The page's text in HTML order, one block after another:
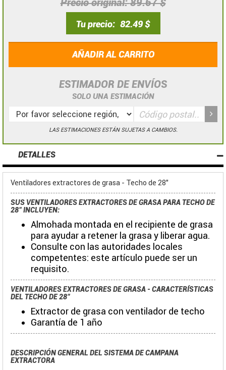
Precio original 89.67 $
Tu precio 82.49 $
AÑADIR AL CARRITO
ESTIMADOR DE ENVÍOS
SOLO UNA ESTIMACIÓN
LAS ESTIMACIONES ESTÁN SUJETAS A CAMBIOS.
DETALLES
Ventiladores extractores de grasa - Techo de 28"
SUS VENTILADORES EXTRACTORES DE GRASA PARA TECHO DE
28" INCLUYEN:
Almohada montada en el recipiente de grasa
para ayudar a retener la grasa y liberar agua.
Consulte con las autoridades locales
competentes: este artículo puede ser un
requisito.
VENTILADORES EXTRACTORES DE GRASA - CARACTERÍSTICAS
DEL TECHO DE 28"
Extractor de grasa con ventilador de techo
Garantía de 1 año
DESCRIPCIÓN GENERAL DEL SISTEMA DE CAMPANA
EXTRACTORA